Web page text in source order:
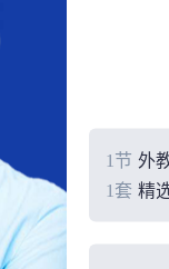
1节 外
1套 精